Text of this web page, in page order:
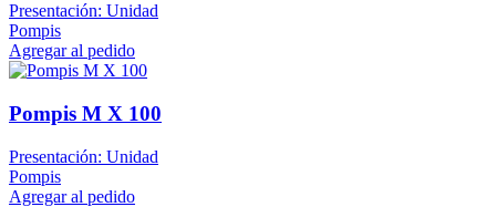
Presentación: Unidad
Pompis
Agregar al pedido
Pompis M X 100
Presentación: Unidad
Pompis
Agregar al pedido